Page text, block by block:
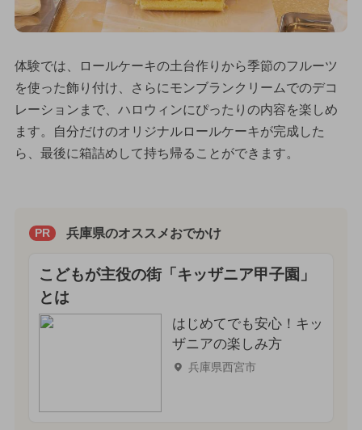
体験では、ロールケーキの土台作りから季節のフルーツ
を使った飾り付け、さらにモンブランクリームでのデコ
レーションまで、ハロウィンにぴったりの内容を楽しめ
ます。自分だけのオリジナルロールケーキが完成した
ら、最後に箱詰めして持ち帰ることができます。
PR 兵庫県のオススメおでかけ
こどもが主役の街「キッザニア甲子園」
とは
はじめてでも安心！キッ
ザニアの楽しみ方
兵庫県西宮市